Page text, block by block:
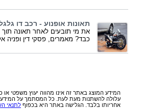
תאונות אופנוע - רכב דו
את מי תובעים לאחר תאונה תוך
כבד? מאמרים, פסקי דין ופניה
המידע המוצג באתר זה אינו מהווה יעוץ משפטי או
עלולה להשתנות מעת לעת. כל המסתמך על
אחריותו בלבד. הגלישה באתר היא בכפוף לתנאי